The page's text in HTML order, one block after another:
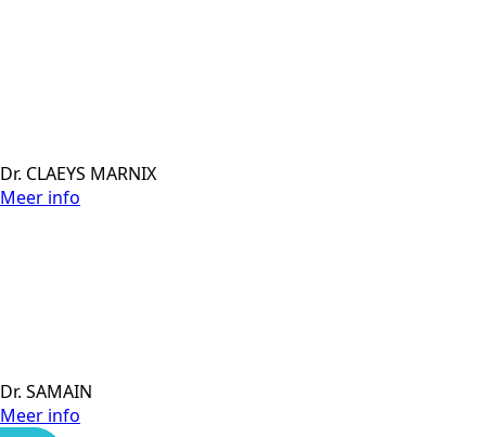
Dr. CLAEYS MARNIX
Meer info
Dr. SAMAIN
Meer info